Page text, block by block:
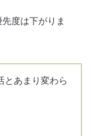
度は下がりま
とあまり変わら